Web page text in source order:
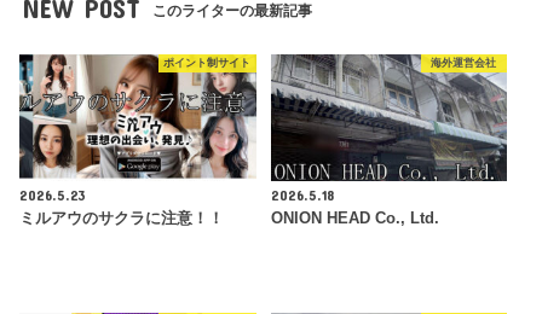
NEW POST このライターの最新記事
ポイント制サイト
2026.5.23
ミルアウのサクラに注意！！
海外運営会社
2026.5.18
ONION HEAD Co., Ltd.